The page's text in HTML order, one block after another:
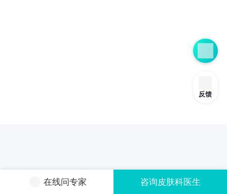
在线问专家 咨询皮肤科医生
反馈